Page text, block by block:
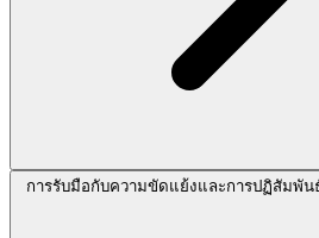
การรับมือกับความขัดแย้งและการปฏิสัมพัน